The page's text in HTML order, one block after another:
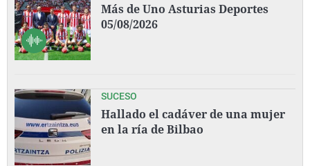
Más de Uno Asturias Deportes
05/08/2026
SUCESO
Hallado el cadáver de una mujer
en la ría de Bilbao